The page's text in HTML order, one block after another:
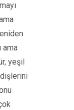
ama
yeşil